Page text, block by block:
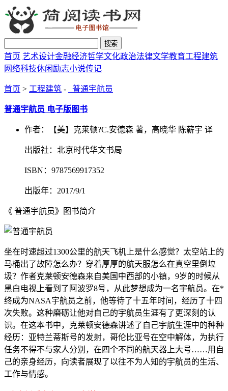
搜索
首页 艺术设计金融经济哲学文化政治法律文学教育工程建筑
网络科技休闲励志小说传记
首页 > 工程建筑 - 普通宇航员
普通宇航员 电子版图书
作者：【美】克莱顿?C.安德森 著，高晓华 陈薪宇 译
出版社：北京时代华文书局
ISBN：9787569917352
出版年：2017/9/1
《 普通宇航员》图书简介
坐在时速超过1300公里的航天飞机上是什么感觉？太空站上的
马桶出了故障怎么办？穿着厚厚的航天服怎么在真空里倒垃
圾？作者克莱顿安德森来自美国中西部的小镇，9岁的时候从
黑白电视上看到了阿波罗8号，从此梦想成为一名宇航员。在*
终成为NASA宇航员之前，他等待了十五年时间，经历了十四
次失败。这种磨砺让他对自己的宇航员生涯有了更深刻的认
识。在这本书中，克莱顿安德森讲述了自己宇航生涯中的种种
经历：亚特兰蒂斯号的发射，哥伦比亚号在空中解体，为执行
任务不得不与家人分别，在四个不同的航天器上大号……用自
己的亲身经历，向读者展现了以往不为人知的宇航员的生活、
工作与情感。